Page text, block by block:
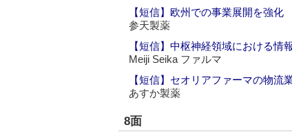
【短信】欧州での事業展開を強化
参天製薬
【短信】中枢神経領域における情
Meiji Seika ファルマ
【短信】セオリアファーマの物流
あすか製薬
8面